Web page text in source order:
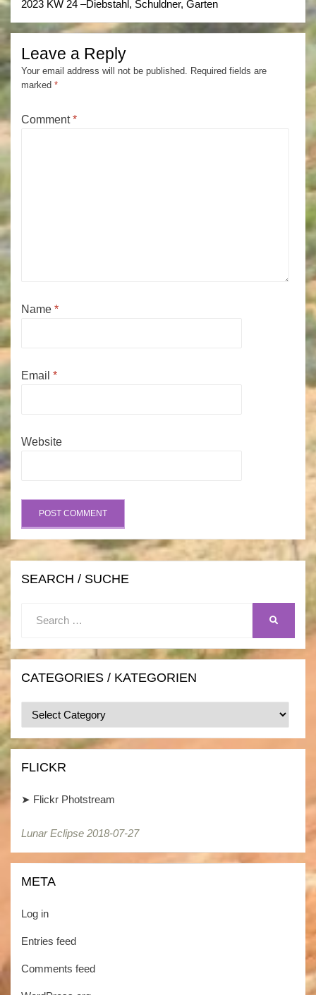
2023 KW 24 –Diebstahl, Schuldner, Garten
Leave a Reply
Your email address will not be published. Required fields are
marked *
Comment*
Name *
Email *
Website
SEARCH / SUCHE
CATEGORIES / KATEGORIEN
Categories
/
Kategorien
FLICKR
➤ Flickr Photstream
Lunar Eclipse 2018-07-27
Lunar Eclipse 2018-07-27
META
Log in
Entries feed
Comments feed